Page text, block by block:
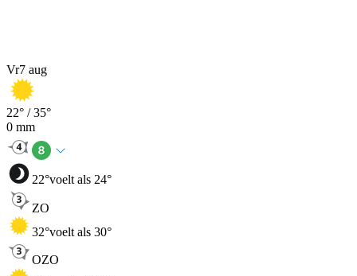
Vr7 aug
22° /35°
0 mm
22°voelt als 24°
ZO
32°voelt als 30°
OZO